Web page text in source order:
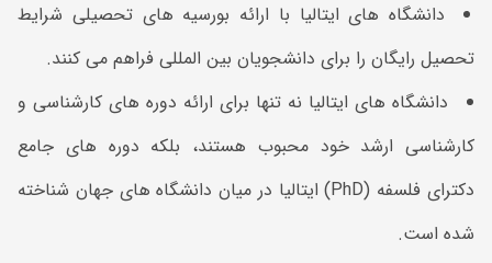
دانشگاه‌ های ایتالیا با ارائه بورسیه های تحصیلی شرایط
تحصیل رایگان را برای دانشجویان بین المللی فراهم می کنند.
دانشگاه ‌های ایتالیا نه تنها برای ارائه دوره‌ های کارشناسی و
کارشناسی ارشد خود محبوب هستند، بلکه دوره‌ های جامع
دکترای فلسفه (PhD) ایتالیا در میان دانشگاه های جهان شناخته
شده است.